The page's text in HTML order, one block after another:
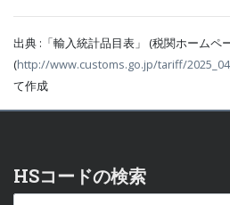
出典 :「輸入統計品目表」 (税関ホームペ
(http://www.customs.go.jp/tariff/
て作成
HSコードの検索